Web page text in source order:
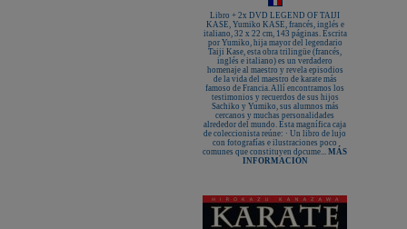
Libro + 2x DVD LEGEND OF TAIJI
KASE, Yumiko KASE, francés, inglés e
italiano, 32 x 22 cm, 143 páginas. Escrita
por Yumiko, hija mayor del legendario
Taiji Kase, esta obra trilingüe (francés,
inglés e italiano) es un verdadero
homenaje al maestro y revela episodios
de la vida del maestro de karate más
famoso de Francia. Allí encontramos los
testimonios y recuerdos de sus hijos
Sachiko y Yumiko, sus alumnos más
cercanos y muchas personalidades
alrededor del mundo. Esta magnífica caja
de coleccionista reúne: · Un libro de lujo
con fotografías e ilustraciones poco
comunes que constituyen docume... MÁS
INFORMACIÓN